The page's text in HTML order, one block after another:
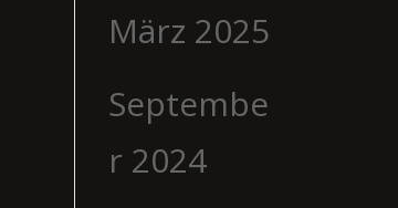
März 2025
Septembe
r 2024